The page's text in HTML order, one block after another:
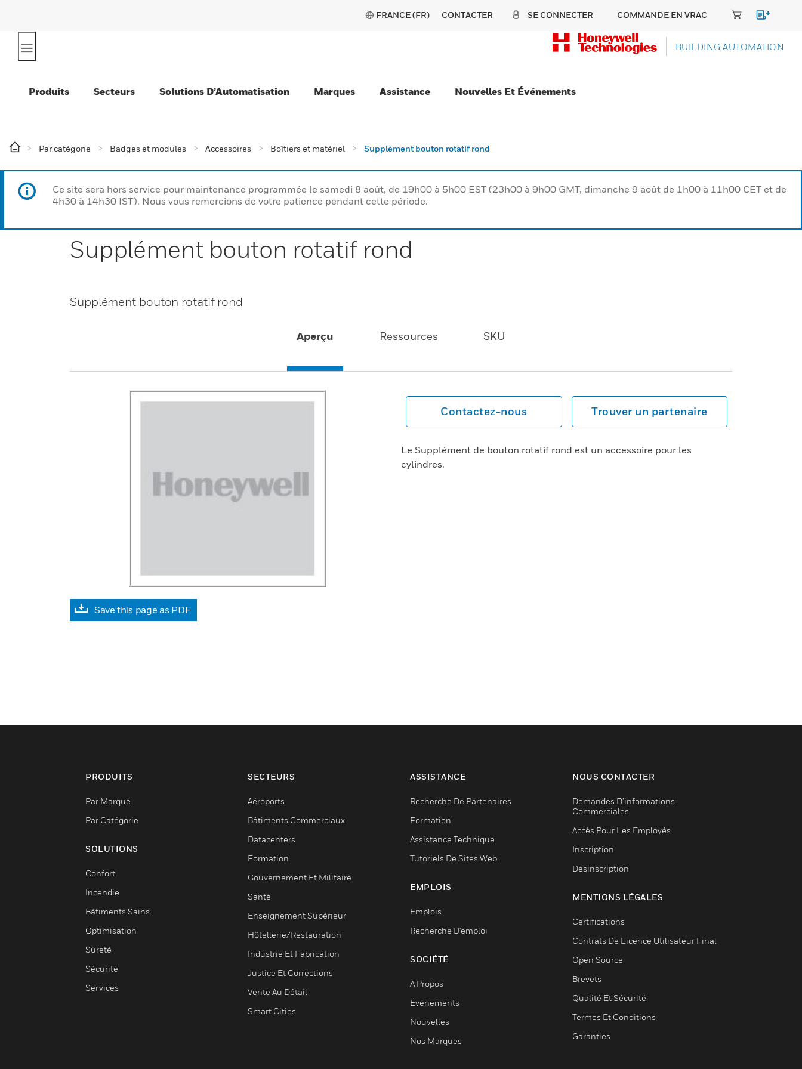
FRANCE (FR) CONTACTER SE CONNECTER COMMANDE EN VRAC
BUILDING AUTOMATION
Produits Secteurs Solutions D’Automatisation Marques Assistance Nouvelles Et Événements
Par catégorie Badges et modules Accessoires Boîtiers et matériel Supplément bouton rotatif rond
Ce site sera hors service pour maintenance programmée le samedi 8 août, de 19h00 à 5h00 EST (23h00 à 9h00 GMT, dimanche 9 août de 1h00 à 11h00 CET et de
4h30 à 14h30 IST). Nous vous remercions de votre patience pendant cette période.
Supplément bouton rotatif rond
Supplément bouton rotatif rond
Aperçu Ressources SKU
Save this page as PDF
Contactez-nous Trouver un partenaire
Le Supplément de bouton rotatif rond est un accessoire pour les
cylindres.
PRODUITS
Par Marque
Par Catégorie
SOLUTIONS
Confort
Incendie
Bâtiments Sains
Optimisation
Sûreté
Sécurité
Services
SECTEURS
Aéroports
Bâtiments Commerciaux
Datacenters
Formation
Gouvernement Et Militaire
Santé
Enseignement Supérieur
Hôtellerie/Restauration
Industrie Et Fabrication
Justice Et Corrections
Vente Au Détail
Smart Cities
ASSISTANCE
Recherche De Partenaires
Formation
Assistance Technique
Tutoriels De Sites Web
EMPLOIS
Emplois
Recherche D'emploi
SOCIÉTÉ
À Propos
Événements
Nouvelles
Nos Marques
NOUS CONTACTER
Demandes D’informations
Commerciales
Accès Pour Les Employés
Inscription
Désinscription
MENTIONS LÉGALES
Certifications
Contrats De Licence Utilisateur Final
Open Source
Brevets
Qualité Et Sécurité
Termes Et Conditions
Garanties